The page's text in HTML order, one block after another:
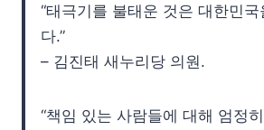
“태극기를 불태운 것은 대한민
다.”
– 김진태 새누리당 의원.
“책임 있는 사람들에 대해 엄정